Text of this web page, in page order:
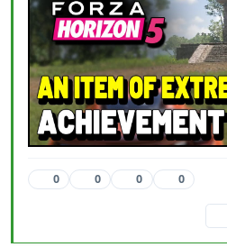
0 0 0 0